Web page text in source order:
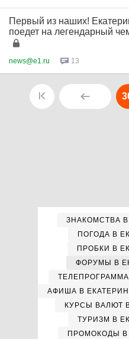
Первый из наших!
поедет на легендарный
news@e1.ru 13
ЗНАКОМСТВА
ПОГОДА В
ПРОБКИ В
ФОРУМЫ В
АФИША В
КУРСЫ ВАЛЮТ
ТУРИЗМ В
ПРОМОКОДЫ В